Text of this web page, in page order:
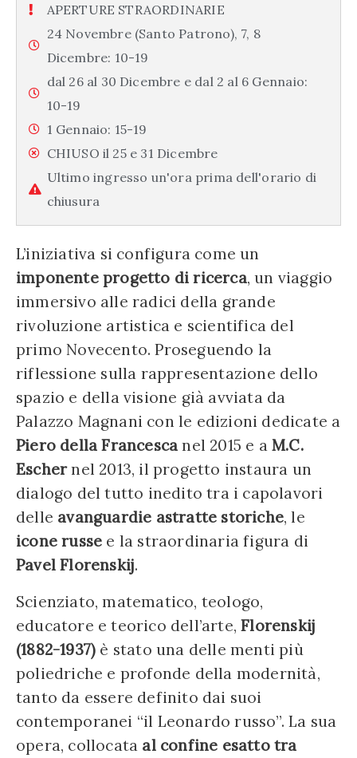
APERTURE STRAORDINARIE
24 Novembre (Santo Patrono), 7, 8
Dicembre: 10-19
dal 26 al 30 Dicembre e dal 2 al 6 Gennaio:
10-19
1 Gennaio: 15-19
CHIUSO il 25 e 31 Dicembre
Ultimo ingresso un'ora prima dell'orario di
chiusura
L’iniziativa si configura come un
imponente progetto di ricerca, un viaggio
immersivo alle radici della grande
rivoluzione artistica e scientifica del
primo Novecento. Proseguendo la
riflessione sulla rappresentazione dello
spazio e della visione già avviata da
Palazzo Magnani con le edizioni dedicate a
Piero della Francesca nel 2015 e aM.C.
Eschernel 2013, il progetto instaura un
dialogo del tutto inedito tra i capolavori
delle avanguardie astratte storiche, le
icone russe e la straordinaria figura di
Pavel Florenskij.
Scienziato, matematico, teologo,
educatore e teorico dell’arte,Florenskij
(1882-1937) è stato una delle menti più
poliedriche e profonde della modernità,
tanto da essere definito dai suoi
contemporanei “il Leonardo russo”. La sua
opera, collocata al confine esatto tra